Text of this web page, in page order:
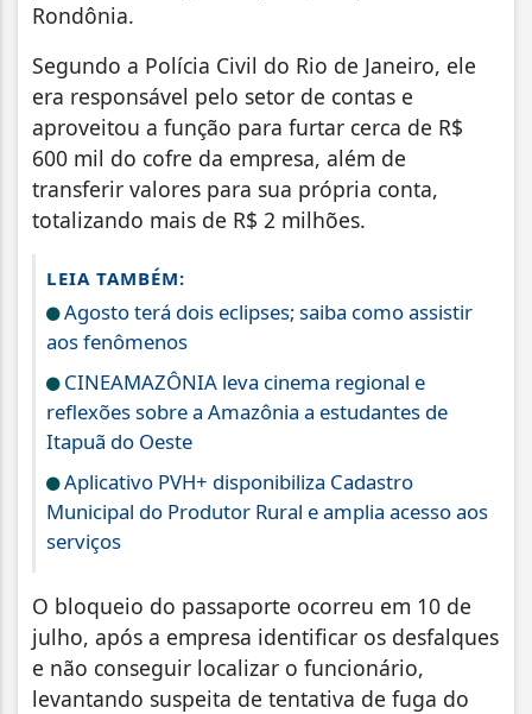
Rondônia.
Segundo a Polícia Civil do Rio de Janeiro, ele
era responsável pelo setor de contas e
aproveitou a função para furtar cerca de R$
600 mil do cofre da empresa, além de
transferir valores para sua própria conta,
totalizando mais de R$ 2 milhões.
LEIA TAMBÉM:
Agosto terá dois eclipses; saiba como assistir
aos fenômenos
CINEAMAZÔNIA leva cinema regional e
reflexões sobre a Amazônia a estudantes de
Itapuã do Oeste
Aplicativo PVH+ disponibiliza Cadastro
Municipal do Produtor Rural e amplia acesso aos
serviços
O bloqueio do passaporte ocorreu em 10 de
julho, após a empresa identificar os desfalques
e não conseguir localizar o funcionário,
levantando suspeita de tentativa de fuga do